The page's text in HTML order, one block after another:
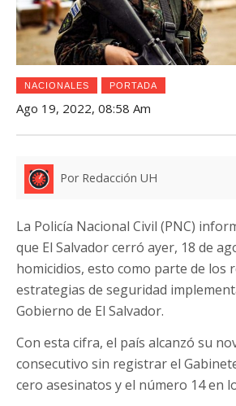
NACIONALES PORTADA
Ago 19, 2022, 08:58 Am
Por Redacción UH
La Policía Nacional Civil (PNC)
que El Salvador cerró ayer, 18 de
homicidios, esto como parte de los
estrategias de seguridad
Gobierno de El Salvador.
Con esta cifra, el país alcanzó su
consecutivo sin registrar el
cero asesinatos y el número 14 en